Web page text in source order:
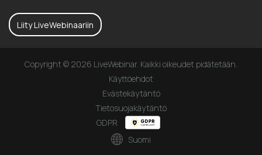
Liity LiveWebinaariin
Copyright © 2026 LiveWebinar. Kaikki oikeudet pidätetään.
Käyttöehdot
Evästekäytäntö
Tietosuojakäytäntö
GDPR
Suomi